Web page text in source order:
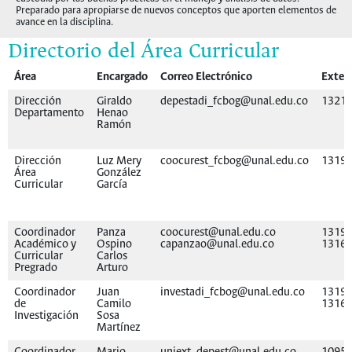
Preparado para apropiarse de nuevos conceptos que aporten elementos de
avance en la disciplina.
Directorio del Área Curricular
Área Encargado Correo Electrónico
Dirección
Departamento
Giraldo
Henao
Ramón
depestadi_fcbog@unal.edu.co 13210
Dirección
Área
Curricular
Luz Mery
González
García
coocurest_fcbog@unal.edu.co 13195
Coordinador
Académico y
Curricular
Pregrado
Panza
Ospino
Carlos
Arturo
coocurest@unal.edu.co
capanzao@unal.edu.co
13164
Coordinador
de
Investigación
Juan
Camilo
Sosa
Martínez
investadi_fcbog@unal.edu.co
13164